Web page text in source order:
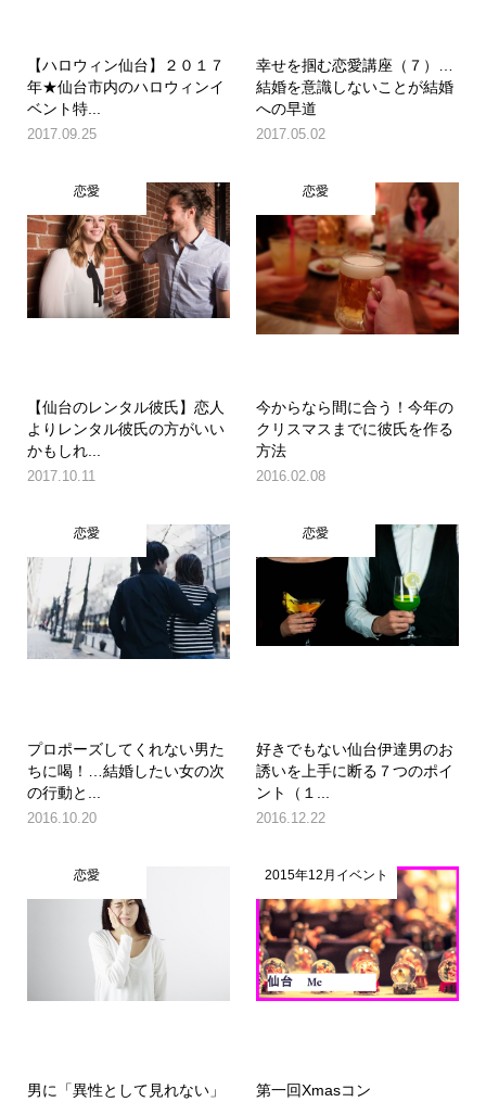
【ハロウィン仙台】２０１７
年★仙台市内のハロウィンイ
ベント特...
2017.09.25
幸せを掴む恋愛講座（７）…
結婚を意識しないことが結婚
への早道
2017.05.02
恋愛
【仙台のレンタル彼氏】恋人
よりレンタル彼氏の方がいい
かもしれ...
2017.10.11
恋愛
今からなら間に合う！今年の
クリスマスまでに彼氏を作る
方法
2016.02.08
恋愛
プロポーズしてくれない男た
ちに喝！…結婚したい女の次
の行動と...
2016.10.20
恋愛
好きでもない仙台伊達男のお
誘いを上手に断る７つのポイ
ント（１...
2016.12.22
恋愛
男に「異性として見れない」
2015年12月イベント
第一回Xmasコン